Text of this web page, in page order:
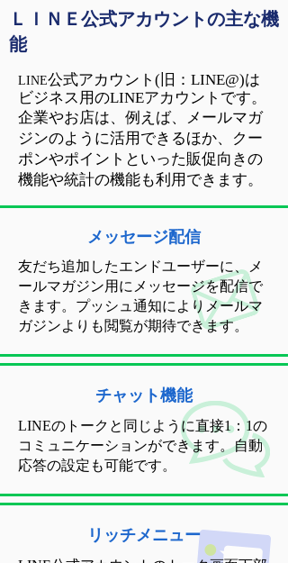
ＬＩＮＥ公式アカウントの主な機
能
LINE公式アカウント(旧：LINE@)は
ビジネス用のLINEアカウントです。
企業やお店は、例えば、メールマガ
ジンのように活用できるほか、クー
ポンやポイントといった販促向きの
機能や統計の機能も利用できます。
メッセージ配信
友だち追加したエンドユーザーに、メ
ールマガジン用にメッセージを配信で
きます。プッシュ通知によりメールマ
ガジンよりも閲覧が期待できます。
チャット機能
LINEのトークと同じように直接1：1の
コミュニケーションができます。自動
応答の設定も可能です。
リッチメニュー